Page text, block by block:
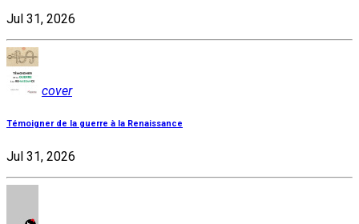
Jul 31, 2026
cover
Témoigner de la guerre à la Renaissance
Jul 31, 2026